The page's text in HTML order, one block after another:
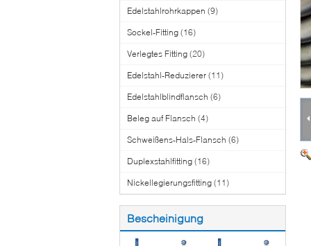
Edelstahlrohrkappen (9)
Sockel-Fitting (16)
Verlegtes Fitting (20)
Edelstahl-Reduzierer (11)
Edelstahlblindflansch (6)
Beleg auf Flansch (4)
Schweißens-Hals-Flansch (6)
Duplexstahlfitting (16)
Nickellegierungsfitting (11)
Bescheinigung